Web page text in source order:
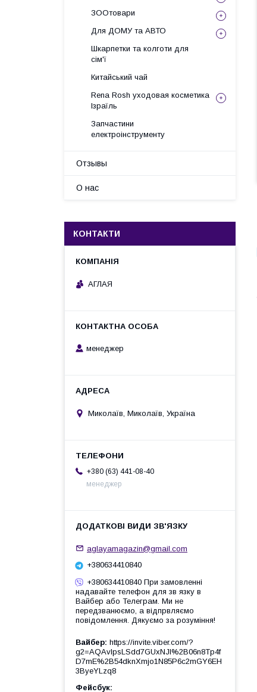
ЗООтовари
Для ДОМУ та АВТО
Шкарпетки та колготи для
сім'ї
Китайський чай
Rena Rosh уходовая косметика
Ізраїль
Запчастини
електроінструменту
Отзывы
О нас
КОНТАКТИ
АГЛАЯ
менеджер
Миколаїв, Миколаїв, Україна
+380 (63) 441-08-40
менеджер
aglayamagazin@gmail.com
+380634410840
+380634410840 При замовленні
надавайте телефон для зв язку в
Вайбер або Телеграм. Ми не
передзванюємо, а відпрвляємо
повідомлення. Дякуємо за розуміння!
Вайбер https://invite.viber.com/?
g2=AQAvlpsLSdd7GUxNJl%2B06n8Tp4f
D7mE%2B54dknXmjo1N85P6c2mGY6EH
3ByeYLzq8
Фейсбук